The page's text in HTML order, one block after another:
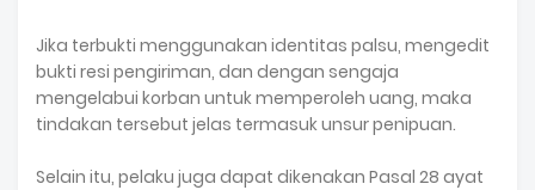
Jika terbukti menggunakan identitas palsu, mengedit
bukti resi pengiriman, dan dengan sengaja
mengelabui korban untuk memperoleh uang, maka
tindakan tersebut jelas termasuk unsur penipuan.
Selain itu, pelaku juga dapat dikenakan Pasal 28 ayat